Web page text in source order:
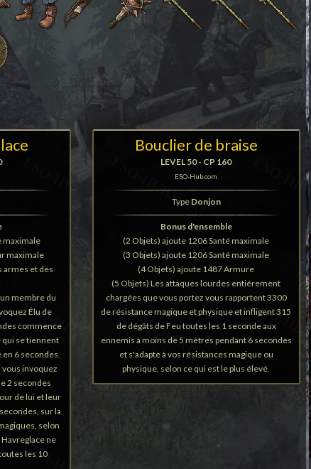
maximale
maximale
armes et des
membre du
Élu de
commence
qui se tiennent
en 6 secondes.
vous invoquez
2 secondes
de lui et leur
sur la
selon
ne
les 10
Bouclier de braise
LEVEL 50 - CP 160
ESO-Hub.com
Type Donjon
Bonus d'ensemble
(2 Objets) ajoute 1206 Santé maximale
(3 Objets) ajoute 1206 Santé maximale
(4 Objets) ajoute 1487 Armure
(5 Objets) Les attaques lourdes entièrement
chargées que vous portez vous rapportent 3300
de résistance magique et physique et infligent 315
de dégâts de Feu toutes les 1 seconde aux
ennemis à moins de 5 mètres pendant 6 secondes
et s'adapte à vos résistances magique ou
physique, selon ce qui est le plus élevé.